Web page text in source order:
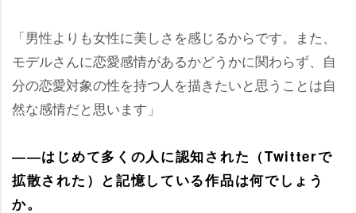
「男性よりも女性に美しさを感じるからです。また、
モデルさんに恋愛感情があるかどうかに関わらず、自
分の恋愛対象の性を持つ人を描きたいと思うことは自
然な感情だと思います」
――はじめて多くの人に認知された（Twitterで
拡散された）と記憶している作品は何でしょう
か。